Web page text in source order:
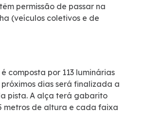
permissão de passar na
(veículos coletivos e de
composta por 113 luminárias
próximos dias será finalizada a
pista. A alça terá gabarito
metros de altura e cada faixa